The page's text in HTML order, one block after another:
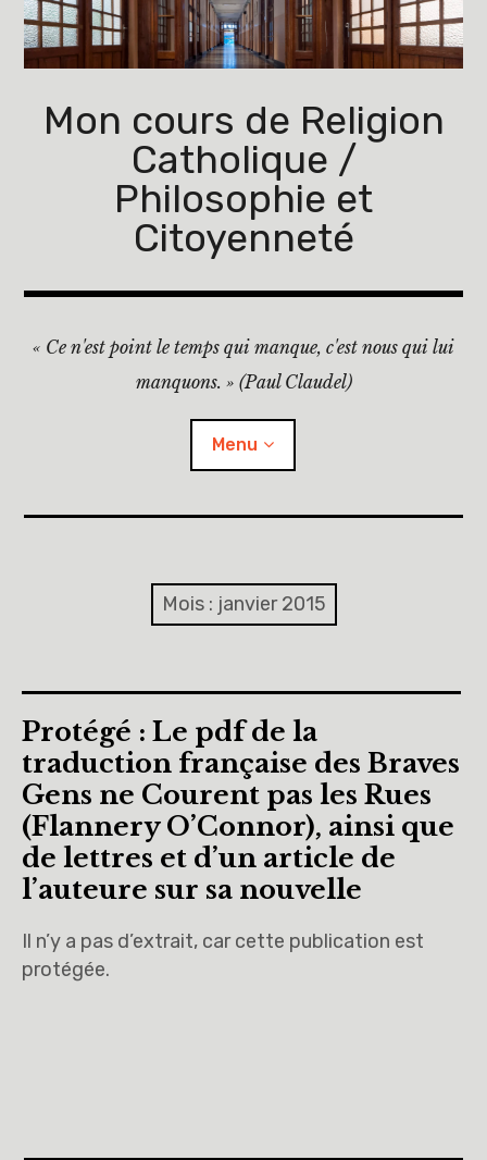
Accéder
contenu
Mon cours de Religion
Catholique /
Philosophie et
Citoyenneté
« Ce n'est point le temps qui manque, c'est nous qui lui
manquons. » (Paul Claudel)
Menu
Sixièmes
Pourquoi des lois
Dieu
Libre pour me décider et m’engager
Mois : janvier 2015
Protégé : Le pdf de la
traduction française des Braves
Gens ne Courent pas les Rues
(Flannery O’Connor), ainsi que
de lettres et d’un article de
l’auteure sur sa nouvelle
Il n’y a pas d’extrait, car cette publication est
protégée.